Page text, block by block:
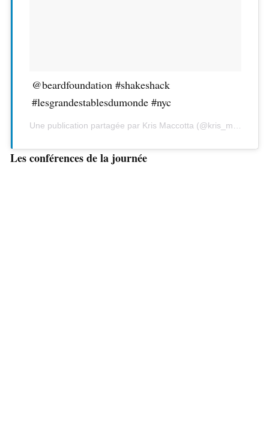
@beardfoundation #shakeshack
#lesgrandestablesdumonde #nyc
Les conférences de la journée